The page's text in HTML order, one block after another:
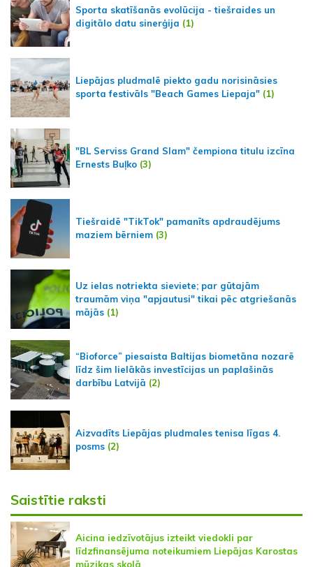
Sporta skatīšanās evolūcija - tiešraides un
digitālo datu sinerģija (1)
Liepājas pludmalē piekto gadu norisināsies
sporta festivāls "Beach Games Liepaja" (1)
"BL Serviss Grand Slam" čempiona titulu izcīna
Ernests Buļko (3)
Tiešraidē "TikTok" pamanīts apdraudējums
maziem bērniem (3)
Uz ielas notriekta sieviete; par gūtajām
traumām viņa "apjautusi" tikai pēc atgriešanās
mājās (1)
“Bioforce” piesaista Baltijas biometāna nozarē
līdz šim lielākās investīcijas un paplašinās
darbību Latvijā (2)
Aizvadīts Liepājas pludmales tenisa līgas 4.
posms (2)
Saistītie raksti
Aicina iedzīvotājus izteikt viedokli par
līdzfinansējuma noteikumiem Liepājas Karostas
mūzikas skolā